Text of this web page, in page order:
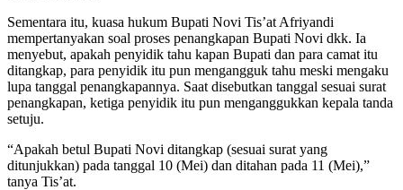
Sementara itu, kuasa hukum Bupati Novi Tis’at Afriyandi
mempertanyakan soal proses penangkapan Bupati Novi dkk. Ia
menyebut, apakah penyidik tahu kapan Bupati dan para camat itu
ditangkap, para penyidik itu pun mengangguk tahu meski mengaku
lupa tanggal penangkapannya. Saat disebutkan tanggal sesuai surat
penangkapan, ketiga penyidik itu pun menganggukkan kepala tanda
setuju.
“Apakah betul Bupati Novi ditangkap (sesuai surat yang
ditunjukkan) pada tanggal 10 (Mei) dan ditahan pada 11 (Mei),”
tanya Tis’at.